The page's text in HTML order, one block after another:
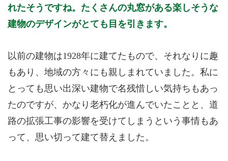
れたそうですね。たくさんの丸窓がある楽しそうな
建物のデザインがとても目を引きます。
以前の建物は1928年に建てたもので、それなりに趣
もあり、地域の方々にも親しまれていました。私に
とっても思い出深い建物で名残惜しい気持ちもあっ
たのですが、かなり老朽化が進んでいたことと、道
路の拡張工事の影響を受けてしまうという事情もあ
って、思い切って建て替えました。